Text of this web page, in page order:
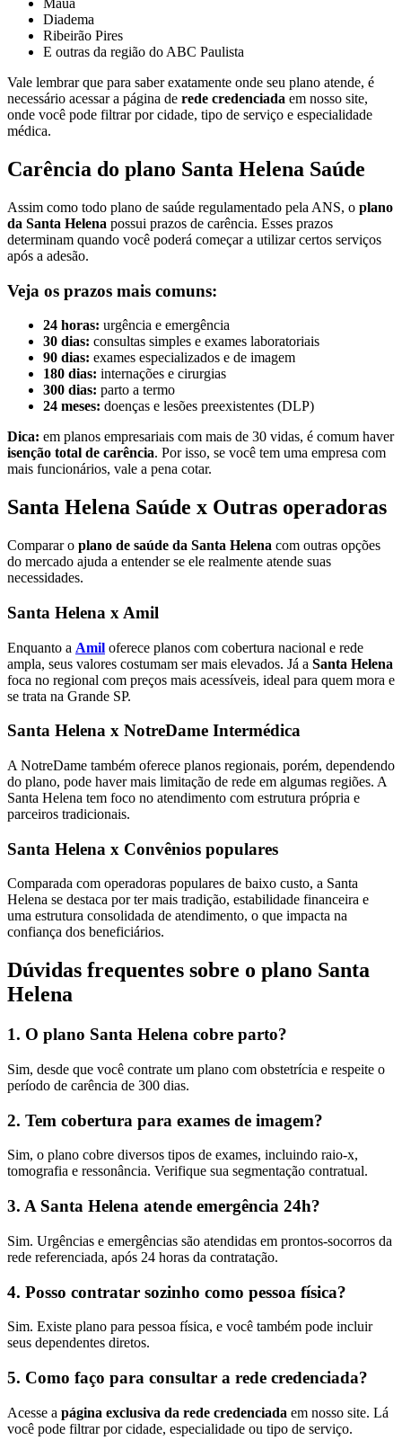
Mauá
Diadema
Ribeirão Pires
E outras da região do ABC Paulista
Vale lembrar que para saber exatamente onde seu plano atende, é
necessário acessar a página de rede credenciada em nosso site,
onde você pode filtrar por cidade, tipo de serviço e especialidade
médica.
Carência do plano Santa Helena Saúde
Assim como todo plano de saúde regulamentado pela ANS, o plano
da Santa Helena possui prazos de carência. Esses prazos
determinam quando você poderá começar a utilizar certos serviços
após a adesão.
Veja os prazos mais comuns:
24 horas: urgência e emergência
30 dias: consultas simples e exames laboratoriais
90 dias: exames especializados e de imagem
180 dias: internações e cirurgias
300 dias: parto a termo
24 meses: doenças e lesões preexistentes (DLP)
Dica: em planos empresariais com mais de 30 vidas, é comum haver
isenção total de carência. Por isso, se você tem uma empresa com
mais funcionários, vale a pena cotar.
Santa Helena Saúde x Outras operadoras
Comparar o plano de saúde da Santa Helena com outras opções
do mercado ajuda a entender se ele realmente atende suas
necessidades.
Santa Helena x Amil
Enquanto a Amil oferece planos com cobertura nacional e rede
ampla, seus valores costumam ser mais elevados. Já a Santa Helena
foca no regional com preços mais acessíveis, ideal para quem mora e
se trata na Grande SP.
Santa Helena x NotreDame Intermédica
A NotreDame também oferece planos regionais, porém, dependendo
do plano, pode haver mais limitação de rede em algumas regiões. A
Santa Helena tem foco no atendimento com estrutura própria e
parceiros tradicionais.
Santa Helena x Convênios populares
Comparada com operadoras populares de baixo custo, a Santa
Helena se destaca por ter mais tradição, estabilidade financeira e
uma estrutura consolidada de atendimento, o que impacta na
confiança dos beneficiários.
Dúvidas frequentes sobre o plano Santa
Helena
1. O plano Santa Helena cobre parto?
Sim, desde que você contrate um plano com obstetrícia e respeite o
período de carência de 300 dias.
2. Tem cobertura para exames de imagem?
Sim, o plano cobre diversos tipos de exames, incluindo raio-x,
tomografia e ressonância. Verifique sua segmentação contratual.
3. A Santa Helena atende emergência 24h?
Sim. Urgências e emergências são atendidas em prontos-socorros da
rede referenciada, após 24 horas da contratação.
4. Posso contratar sozinho como pessoa física?
Sim. Existe plano para pessoa física, e você também pode incluir
seus dependentes diretos.
5. Como faço para consultar a rede credenciada?
Acesse a página exclusiva da rede credenciada em nosso site. Lá
você pode filtrar por cidade, especialidade ou tipo de serviço.